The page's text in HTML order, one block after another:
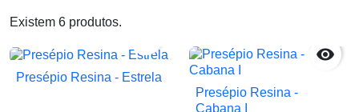
Existem 6 produtos.
Presépio Resina - Estrela

Presépio Resina -
Cabana I